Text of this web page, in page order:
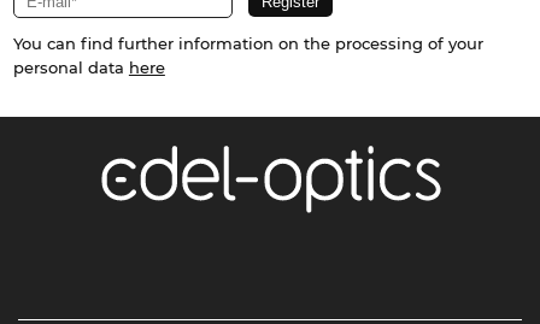
You can find further information on the processing of your
personal data here